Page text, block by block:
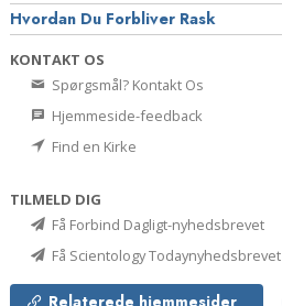
Hvordan Du Forbliver Rask
KONTAKT OS
Spørgsmål? Kontakt Os
Hjemmeside-feedback
Find en Kirke
TILMELD DIG
Få Forbind Dagligt-nyhedsbrevet
Få Scientology Todaynyhedsbrevet
Relaterede hjemmesider